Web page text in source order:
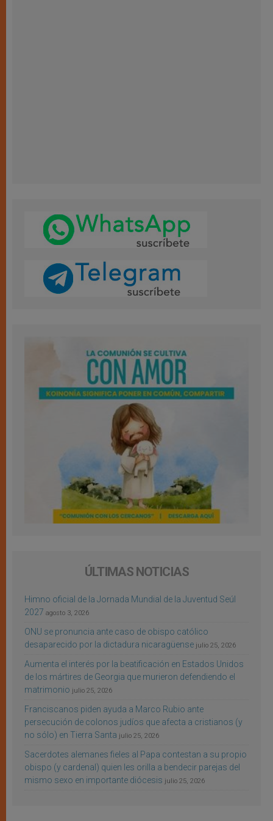
ÚLTIMAS NOTICIAS
Himno oficial de la Jornada Mundial de la Juventud Seúl
2027 agosto 3, 2026
ONU se pronuncia ante caso de obispo católico
desaparecido por la dictadura nicaragüense julio 25, 2026
Aumenta el interés por la beatificación en Estados Unidos
de los mártires de Georgia que murieron defendiendo el
matrimonio julio 25, 2026
Franciscanos piden ayuda a Marco Rubio ante
persecución de colonos judíos que afecta a cristianos (y
no sólo) en Tierra Santa julio 25, 2026
Sacerdotes alemanes fieles al Papa contestan a su propio
obispo (y cardenal) quien les orilla a bendecir parejas del
mismo sexo en importante diócesis julio 25, 2026